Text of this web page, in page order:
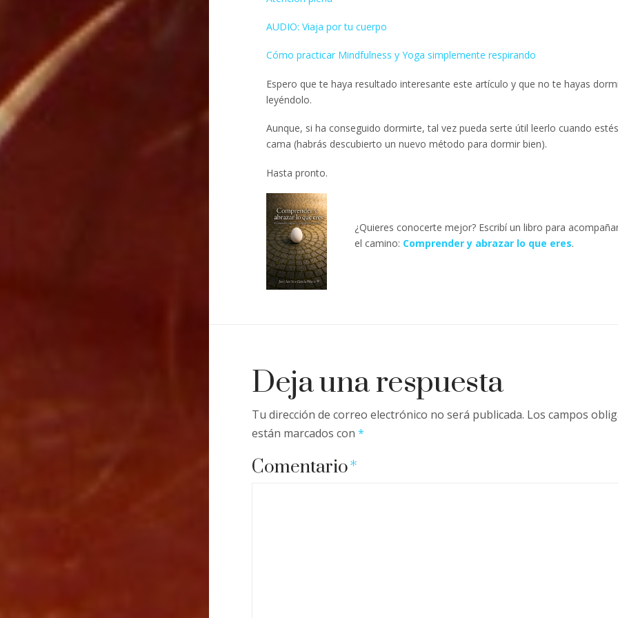
AUDIO: Viaja por tu cuerpo
Cómo practicar Mindfulness y Yoga simplemente respirando
Espero que te haya resultado interesante este artículo y que no te hayas
leyéndolo.
Aunque, si ha conseguido dormirte, tal vez pueda serte útil leerlo cuando
cama (habrás descubierto un nuevo método para dormir bien).
Hasta pronto.
¿Quieres conocerte mejor? Escribí un libro para
el camino: Comprender y abrazar lo que eres.
Deja una respuesta
Tu dirección de correo electrónico no será publicada. Los campos
están marcados con*
Comentario*